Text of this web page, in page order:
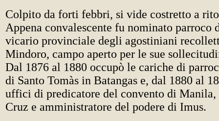
Colpito da forti febbri, si vide costretto a
Appena convalescente fu nominato parroco
vicario provinciale degli agostiniani
Mindoro, campo aperto per le sue
Dal 1876 al 1880 occupò le cariche di
di Santo Tomàs in Batangas e, dal 1880 al
uffici di predicatore del convento di Manila,
Cruz e amministratore del podere di Imus.